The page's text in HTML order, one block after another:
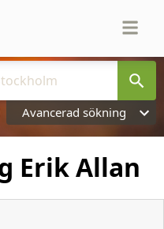
Avancerad sökning
Erik Allan